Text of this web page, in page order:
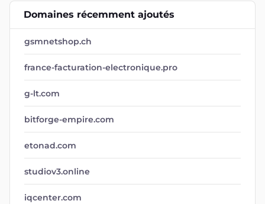
Domaines récemment ajoutés
gsmnetshop.ch
france-facturation-electronique.pro
g-lt.com
bitforge-empire.com
etonad.com
studiov3.online
iqcenter.com